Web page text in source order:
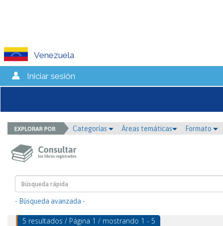
Venezuela
Iniciar sesión
Categorías Áreas temáticas Formato
- Búsqueda avanzada -
5 resultados / Página 1 / mostrando 1 - 5